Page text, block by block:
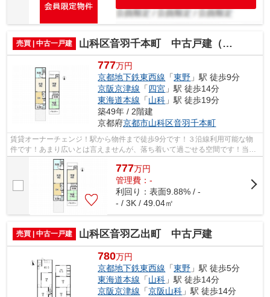
売買 | 中古一戸建 山科区音羽千本町 中古戸建（賃貸オーナーチェンジ）
777万円
京都地下鉄東西線 「東野 」駅 徒歩9分
京阪京津線 「四宮 」駅 徒歩14分
東海道本線 「山科 」駅 徒歩19分
築49年 / 2階建
京都府京都市山科区音羽千本町
賃貸オーナーチェンジ！駅から物件まで徒歩9分です！３沿線利用可能な物
件です！あまり広いとは言えませんが、落ち着いて過ごせる空間です！当社
のスタッフが京都市山科区にある不動産...
777万円
管理費：-
利回り：表面9.88% / -
- / 3K / 49.04㎡
売買 | 中古一戸建 山科区音羽乙出町 中古戸建
780万円
京都地下鉄東西線 「東野 」駅 徒歩5分
東海道本線 「山科 」駅 徒歩14分
京阪京津線 「京阪山科 」駅 徒歩14分